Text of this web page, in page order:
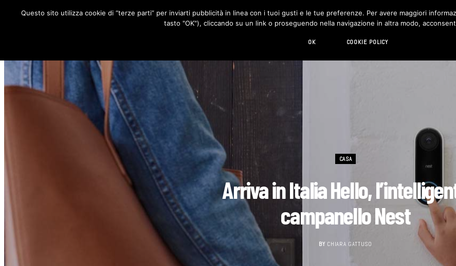
RUBRICHE DESIGN LIVING HI-TECH CHI SIAMO
CASA
Arriva in Italia Hello,
campanello Nest
BY CHIARA GATTUSO
Questo sito utilizza cookie di “terze parti” per inviarti pubblicità in linea con i tuoi gusti e le tue preferenze. Per avere maggiori
tasto "OK"), cliccando su un link o proseguendo nella navigazione in altra modo,
OK COOKIE POLICY